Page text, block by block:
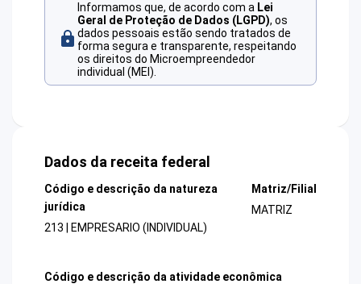
Informamos que, de acordo com a Lei
Geral de Proteção de Dados (LGPD), os
dados pessoais estão sendo tratados de
forma segura e transparente, respeitando
os direitos do Microempreendedor
individual (MEI).
Dados da receita federal
Código e descrição da natureza
jurídica
213 | EMPRESARIO (INDIVIDUAL)
Matriz/Filial
MATRIZ
Código e descrição da atividade econômica